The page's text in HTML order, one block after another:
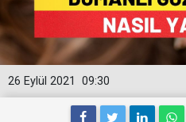
09:30
26 Eylül 2021